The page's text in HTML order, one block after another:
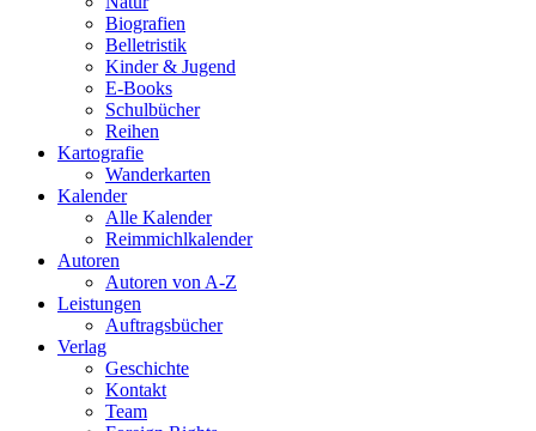
Biografien
Belletristik
Kinder & Jugend
E-Books
Schulbücher
Reihen
Kartografie
Wanderkarten
Kalender
Alle Kalender
Reimmichlkalender
Autoren
Autoren von A-Z
Leistungen
Auftragsbücher
Verlag
Geschichte
Kontakt
Team